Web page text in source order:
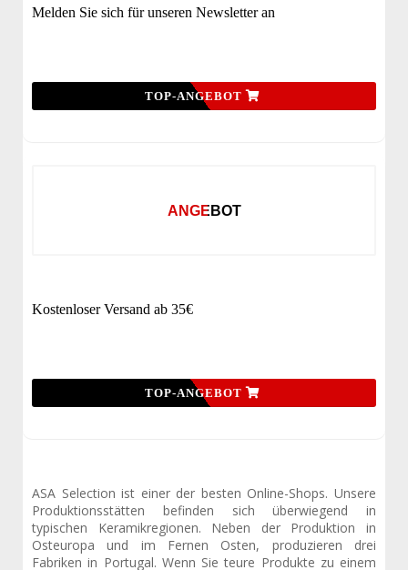
Melden Sie sich für unseren Newsletter an
TOP-ANGEBOT
ANGEBOT
Kostenloser Versand ab 35€
TOP-ANGEBOT
ASA Selection ist einer der besten Online-Shops. Unsere
Produktionsstätten befinden sich überwiegend in
typischen Keramikregionen. Neben der Produktion in
Osteuropa und im Fernen Osten, produzieren drei
Fabriken in Portugal. Wenn Sie teure Produkte zu einem